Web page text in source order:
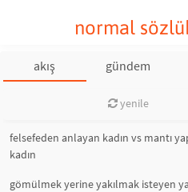
normal
akış gündem
yenile
felsefeden anlayan kadın vs mantı
kadın
gömülmek yerine yakılmak isteyen